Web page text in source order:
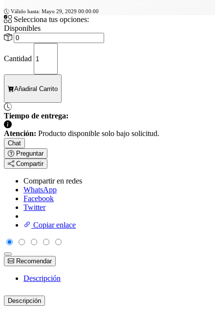
Válido hasta: Mayo 29, 2029 00:00:00
Selecciona tus opciones:
Disponibles
Cantidad
Añadiral Carrito
Tiempo de entrega:
Atención: Producto disponible solo bajo solicitud.
Chat
Preguntar
Compartir
Compartir en redes
WhatsApp
Facebook
Twitter
Copiar enlace
Recomendar
Descripción
Descripción